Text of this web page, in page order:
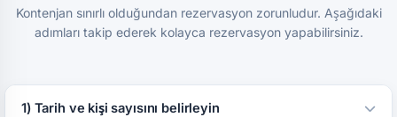
Kontenjan sınırlı olduğundan rezervasyon zorunludur. Aşağıdaki
adımları takip ederek kolayca rezervasyon yapabilirsiniz.
1) Tarih ve kişi sayısını belirleyin